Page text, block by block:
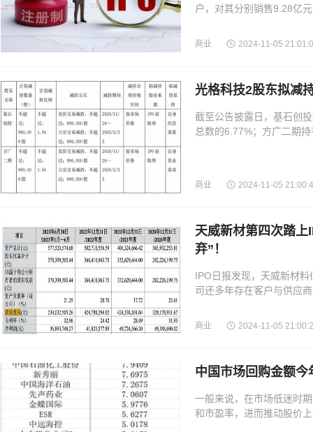
户，对其分别销售9.28亿
商业 2024-11-05
光格科技2股东拟减
截至公告披露日，基石创
总数的6.77%；方广二期
商业 2024-11-05
天威新材第四次踏上
弃”！
IPO日报发现，天威新材
司还多年存在客户与供应
商业 2024-11-05
中国市场回购金额
一般来说，在市场低迷时
和市盈率，进而推动股价